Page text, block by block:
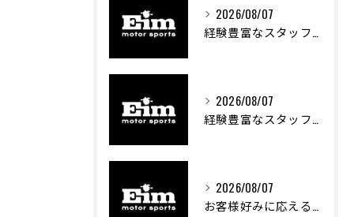
2026/08/07
経験豊富なスタッフが支える車両カスタムの魅力
2026/08/07
経験豊富なスタッフが支える車のカスタム技術とは
2026/08/07
お客様好みに応える中古車探しの秘訣